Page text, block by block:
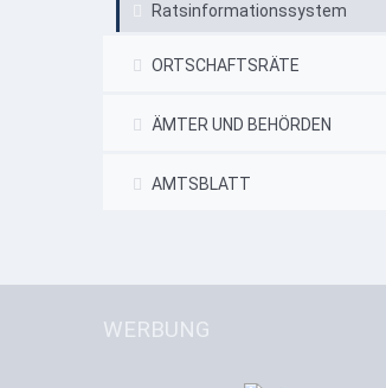
Ratsinformationssystem
ORTSCHAFTSRÄTE
ÄMTER UND BEHÖRDEN
AMTSBLATT
WERBUNG